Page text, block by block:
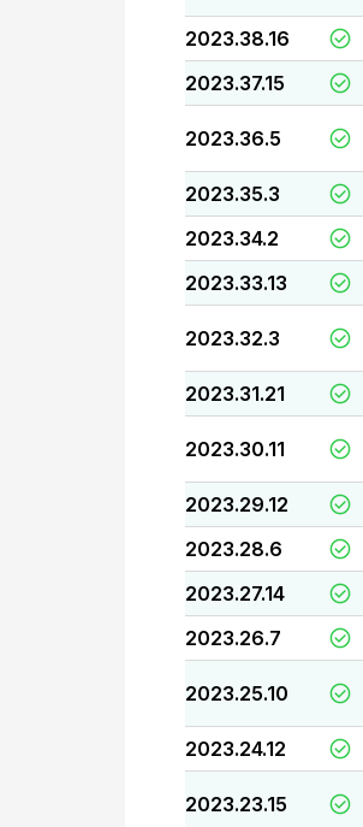
2023.38.16
2023.37.15
2023.36.5
2023.35.3
2023.34.2
2023.33.13
2023.32.3
2023.31.21
2023.30.11
2023.29.12
2023.28.6
2023.27.14
2023.26.7
2023.25.10
2023.24.12
2023.23.15